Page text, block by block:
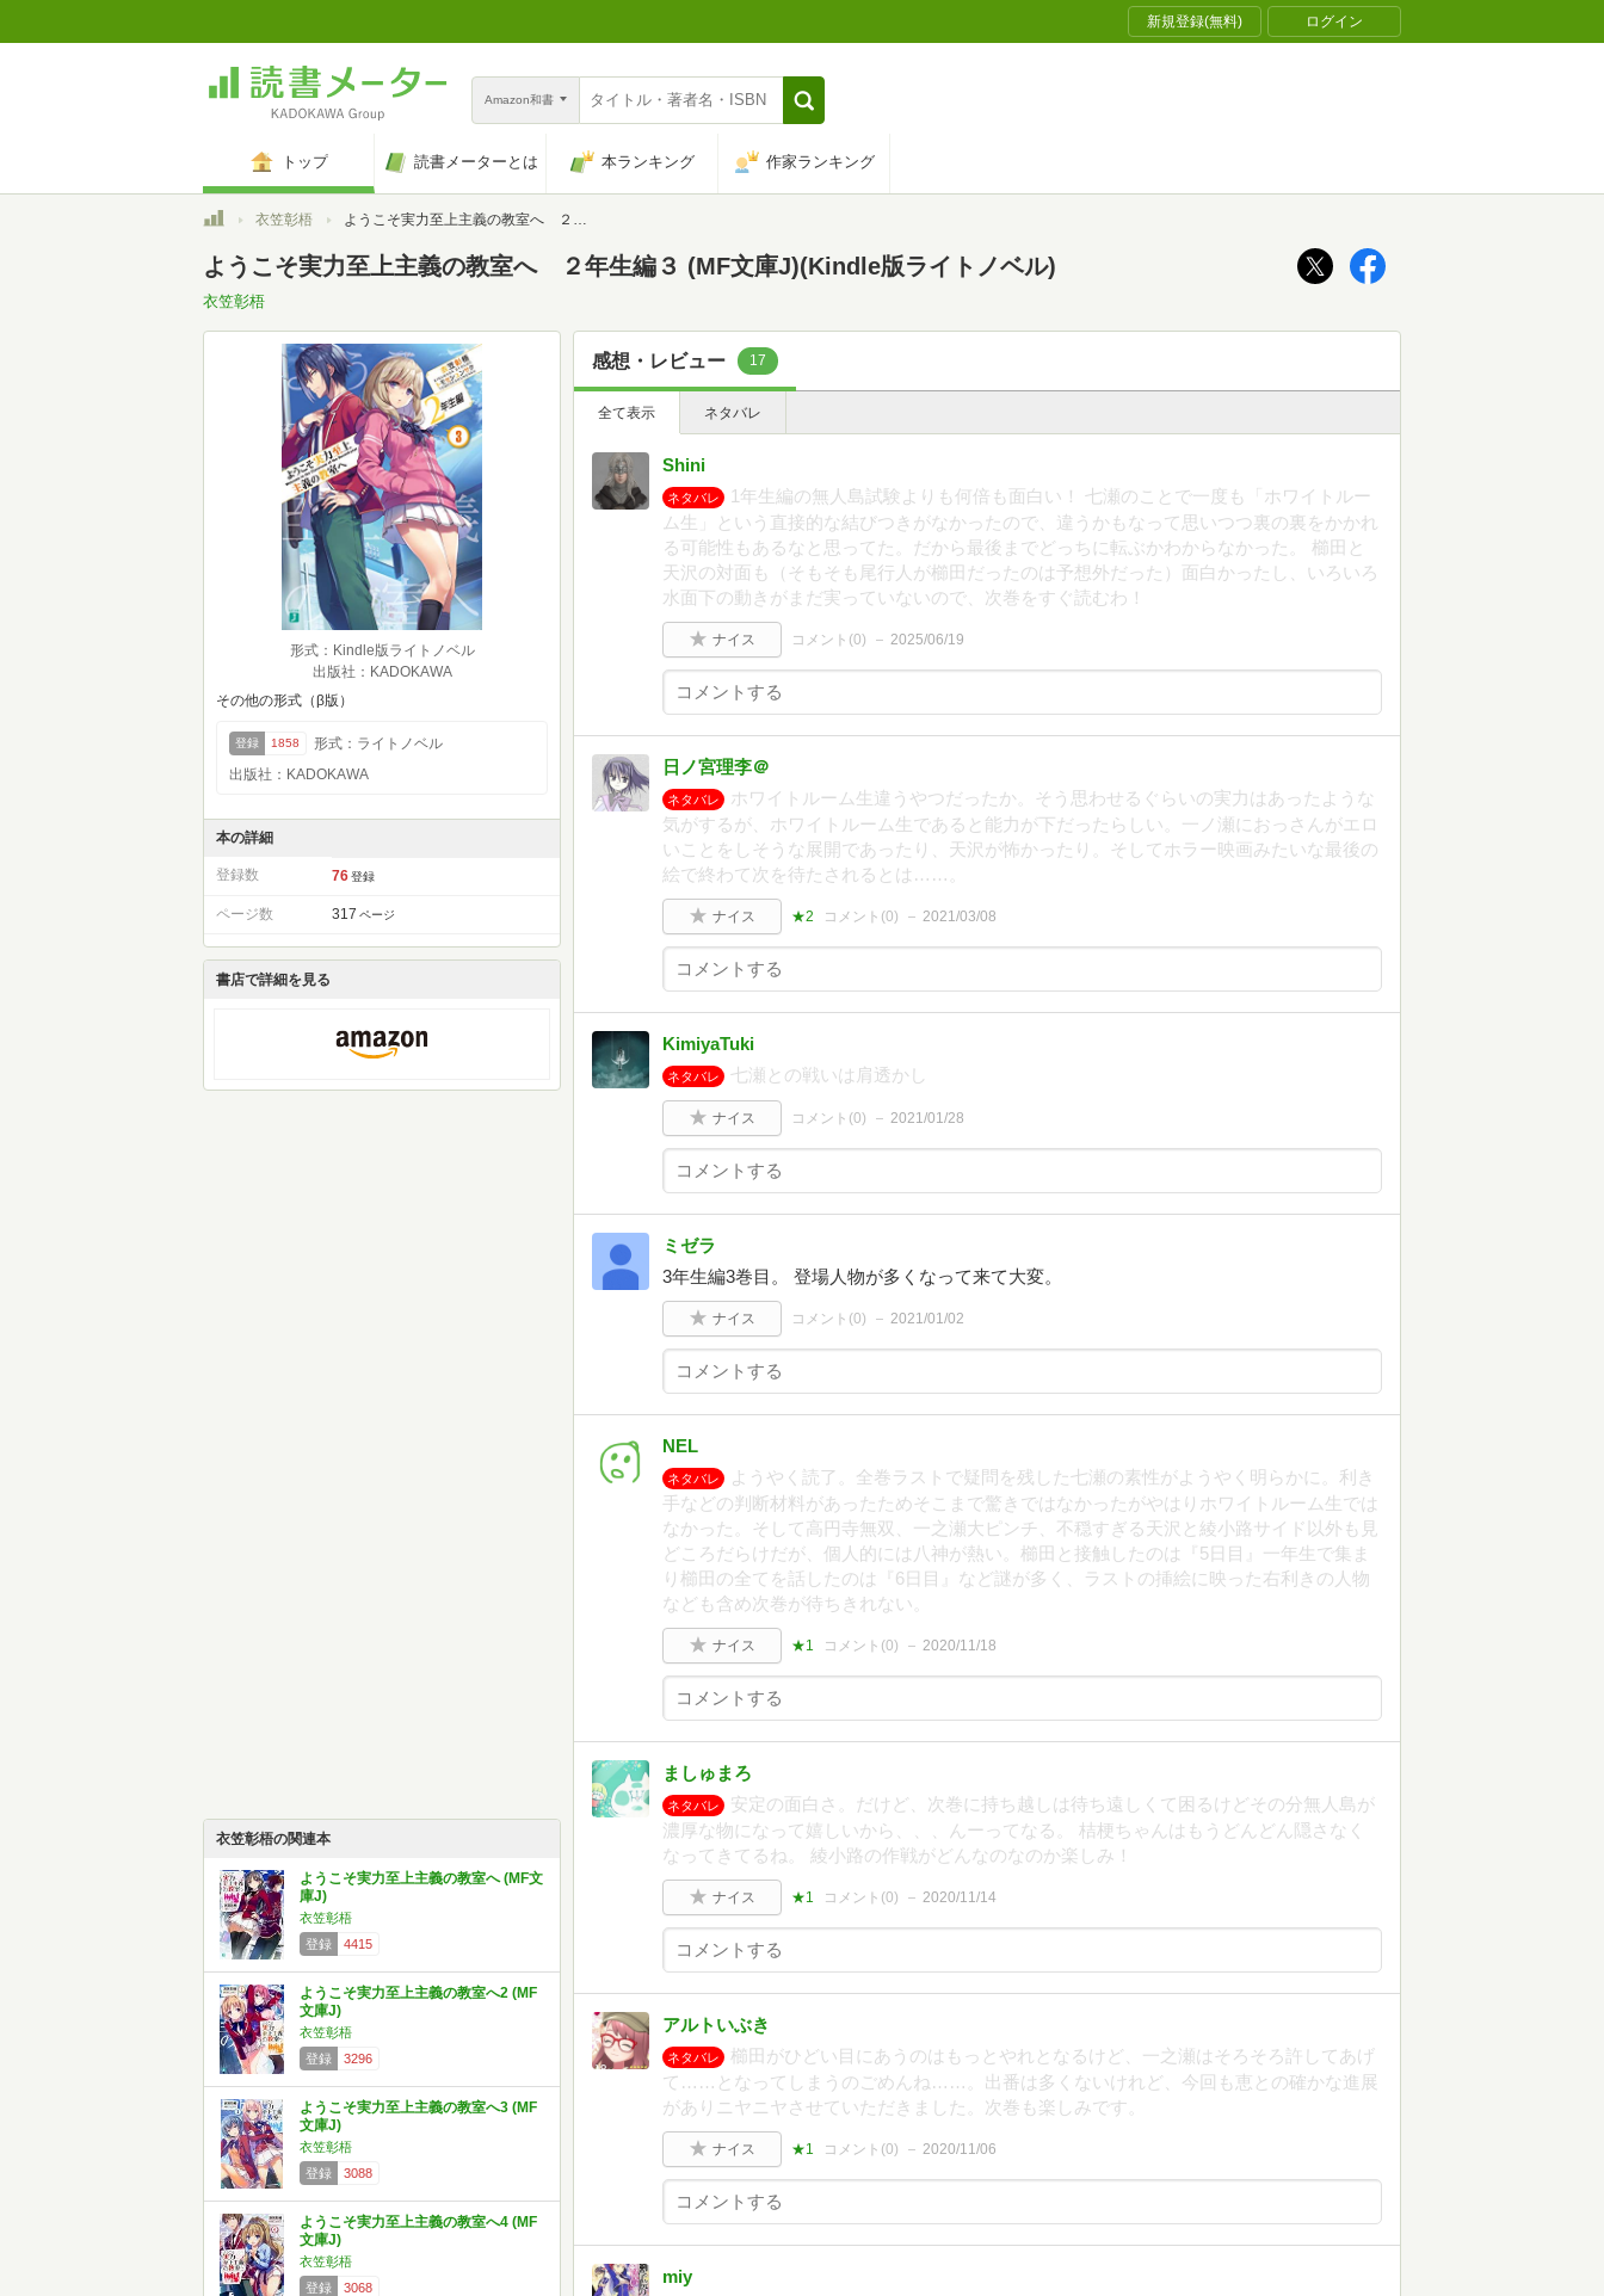
新規登録(無料) ログイン
Amazon和書
トップ 読書メーターとは 本ランキング 作家ランキング
トップ衣笠彰梧 ようこそ実力至上主義の教室へ ２年生編３ (MF文庫J)
ようこそ実力至上主義の教室へ ２年生編３ (MF文庫J)(Kindle版ライトノベル)
衣笠彰梧
形式：Kindle版ライトノベル
出版社：KADOKAWA
その他の形式（β版）
登録 1858
形式：ライトノベル
出版社：KADOKAWA
本の詳細
登録数 76 登録
ページ数 317 ページ
書店で詳細を見る
衣笠彰梧の関連本
ようこそ実力至上主義の教室へ (MF文
庫J)
衣笠彰梧
登録
4415
ようこそ実力至上主義の教室へ2 (MF
文庫J)
衣笠彰梧
登録
3296
ようこそ実力至上主義の教室へ3 (MF
文庫J)
衣笠彰梧
登録
3088
ようこそ実力至上主義の教室へ4 (MF
文庫J)
衣笠彰梧
登録
3068
感想・レビュー 17
全て表示 ネタバレ
Shini
ネタバレ
1年生編の無人島試験よりも何倍も面白い！ 七瀬のことで一度も「ホワイトルー
ム生」という直接的な結びつきがなかったので、違うかもなって思いつつ裏の裏をかかれ
る可能性もあるなと思ってた。だから最後までどっちに転ぶかわからなかった。 櫛田と
天沢の対面も（そもそも尾行人が櫛田だったのは予想外だった）面白かったし、いろいろ
水面下の動きがまだ実っていないので、次巻をすぐ読むわ！
ナイス コメント(0) 2025/06/19
日ノ宮理李＠
ネタバレ
ホワイトルーム生違うやつだったか。そう思わせるぐらいの実力はあったような
気がするが、ホワイトルーム生であると能力が下だったらしい。一ノ瀬におっさんがエロ
いことをしそうな展開であったり、天沢が怖かったり。そしてホラー映画みたいな最後の
絵で終わて次を待たされるとは……。
ナイス ★2 コメント(0) 2021/03/08
KimiyaTuki
ネタバレ 七瀬との戦いは肩透かし
ナイス コメント(0) 2021/01/28
ミゼラ
3年生編3巻目。 登場人物が多くなって来て大変。
ナイス コメント(0) 2021/01/02
NEL
ネタバレ
ようやく読了。全巻ラストで疑問を残した七瀬の素性がようやく明らかに。利き
手などの判断材料があったためそこまで驚きではなかったがやはりホワイトルーム生では
なかった。そして高円寺無双、一之瀬大ピンチ、不穏すぎる天沢と綾小路サイド以外も見
どころだらけだが、個人的には八神が熱い。櫛田と接触したのは『5日目』一年生で集ま
り櫛田の全てを話したのは『6日目』など謎が多く、ラストの挿絵に映った右利きの人物
なども含め次巻が待ちきれない。
ナイス ★1 コメント(0) 2020/11/18
ましゅまろ
ネタバレ
安定の面白さ。だけど、次巻に持ち越しは待ち遠しくて困るけどその分無人島が
濃厚な物になって嬉しいから、、、んーってなる。 桔梗ちゃんはもうどんどん隠さなく
なってきてるね。 綾小路の作戦がどんなのなのか楽しみ！
ナイス ★1 コメント(0) 2020/11/14
アルトいぶき
ネタバレ
櫛田がひどい目にあうのはもっとやれとなるけど、一之瀬はそろそろ許してあげ
て……となってしまうのごめんね……。出番は多くないけれど、今回も恵との確かな進展
がありニヤニヤさせていただきました。次巻も楽しみです。
ナイス ★1 コメント(0) 2020/11/06
miy